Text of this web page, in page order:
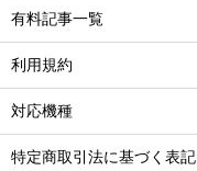
有料記事一覧
利用規約
対応機種
特定商取引法に基づく表記